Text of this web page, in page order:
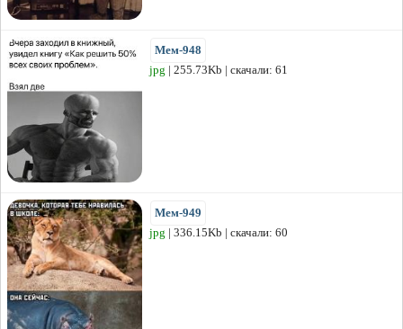
Мем-948
jpg | 255.73Kb | скачали: 61
Мем-949
jpg | 336.15Kb | скачали: 60